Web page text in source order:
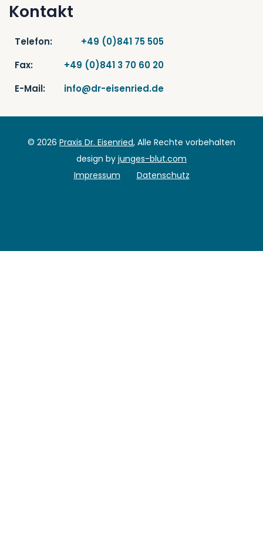
Kontakt
Telefon:
+49 (0)841 75 505
Fax:
+49 (0)841 3 70 60 20
E-Mail:
info@dr-eisenried.de
© 2026 Praxis Dr. Eisenried, Alle Rechte vorbehalten
design by junges-blut.com
Impressum
Datenschutz